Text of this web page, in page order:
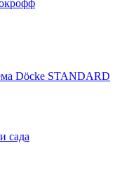
Döcke STANDARD
сада